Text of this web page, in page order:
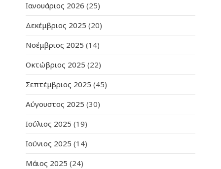
Ιανουάριος 2026 (25)
Δεκέμβριος 2025 (20)
Νοέμβριος 2025 (14)
Οκτώβριος 2025 (22)
Σεπτέμβριος 2025 (45)
Αύγουστος 2025 (30)
Ιούλιος 2025 (19)
Ιούνιος 2025 (14)
Μάιος 2025 (24)